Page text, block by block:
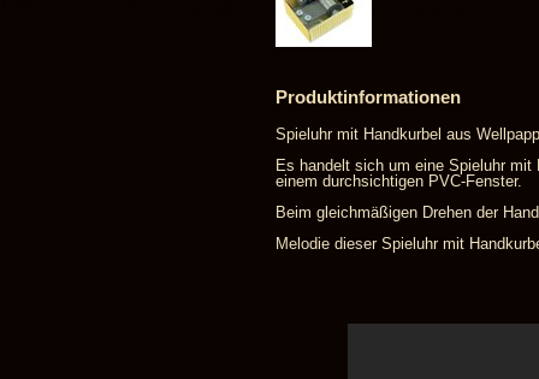
Produktinformationen
Spieluhr mit Handkurbel aus
Es handelt sich um eine Spieluhr
einem durchsichtigen PVC-Fenster.
Beim gleichmäßigen Drehen der
Melodie dieser Spieluhr mit